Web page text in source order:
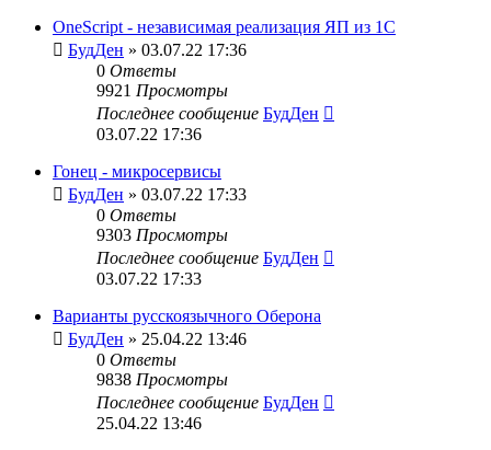
OneScript - независимая реализация ЯП из 1С
БудДен » 03.07.22 17:36
0 Ответы
9921 Просмотры
Последнее сообщение БудДен
03.07.22 17:36
Гонец - микросервисы
БудДен » 03.07.22 17:33
0 Ответы
9303 Просмотры
Последнее сообщение БудДен
03.07.22 17:33
Варианты русскоязычного Оберона
БудДен » 25.04.22 13:46
0 Ответы
9838 Просмотры
Последнее сообщение БудДен
25.04.22 13:46